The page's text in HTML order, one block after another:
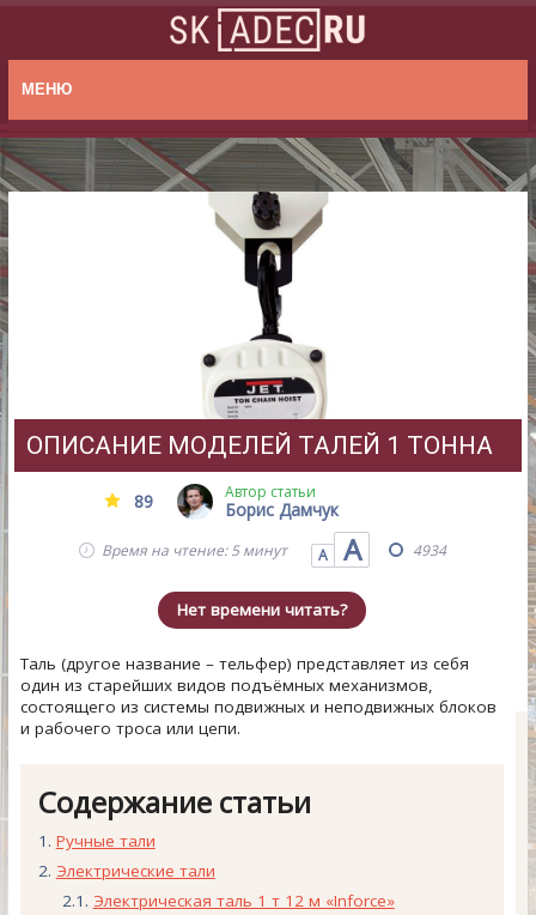
МЕНЮ
ОПИСАНИЕ МОДЕЛЕЙ ТАЛЕЙ 1 ТОННА
89 Автор статьи
Борис Дамчук
Время на чтение: 5 минут А А 4934
Нет времени читать?
Таль (другое название – тельфер) представляет из себя
один из старейших видов подъёмных механизмов,
состоящего из системы подвижных и неподвижных блоков
и рабочего троса или цепи.
Содержание статьи
Ручные тали
Электрические тали
Электрическая таль 1 т 12 м «Inforce»